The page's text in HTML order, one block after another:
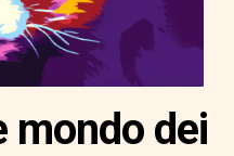
mondo dei